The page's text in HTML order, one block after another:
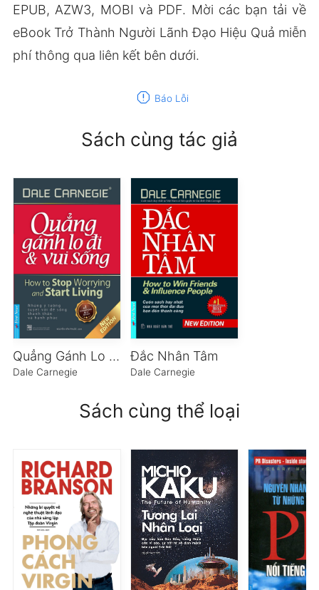
EPUB, AZW3, MOBI và PDF. Mời các bạn tải về
eBook Trở Thành Người Lãnh Đạo Hiệu Quả miễn
phí thông qua liên kết bên dưới.
report Báo Lỗi
Sách cùng tác giả
Quẳng Gánh Lo Đi Và Vui Sống
Dale Carnegie
Đắc Nhân Tâm
Dale Carnegie
Sách cùng thể loại